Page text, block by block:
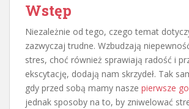
Wstęp
Niezależnie od tego, czego temat
zazwyczaj trudne. Wzbudzają
stres, choć również sprawiają radość i
ekscytację, dodają nam skrzydeł. Tak
gdy przed sobą mamy nasze pierwsze
jednak sposoby na to, by zniwelować